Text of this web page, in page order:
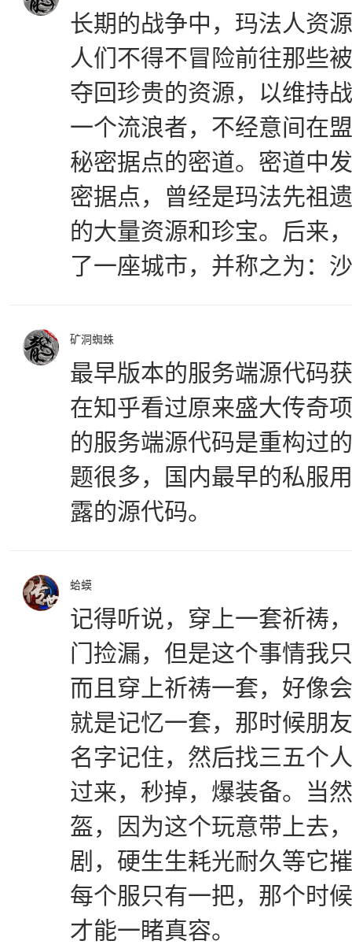
长期的战争中，玛法人资
人们不得不冒险前往那些
夺回珍贵的资源，以维持
一个流浪者，不经意间在
秘密据点的密道。密道中
密据点，曾经是玛法先祖
的大量资源和珍宝。后来
了一座城市，并称之为：
矿洞蜘蛛
最早版本的服务端源代码
在知乎看过原来盛大传奇
的服务端源代码是重构过
题很多，国内最早的私服
露的源代码。
蛤蟆
记得听说，穿上一套祈祷
门捡漏，但是这个事情我
而且穿上祈祷一套，好像
就是记忆一套，那时候朋
名字记住，然后找三五个
过来，秒掉，爆装备。当
盔，因为这个玩意带上去
剧，硬生生耗光耐久等它
每个服只有一把，那个时
才能一睹真容。